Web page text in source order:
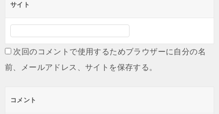
サイト
次回のコメントで使用するためブラウザーに自分の名
前、メールアドレス、サイトを保存する。
コメント